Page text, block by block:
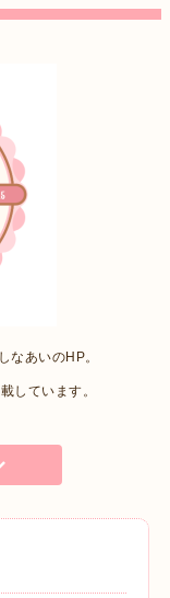
なあいのHP。
しています。